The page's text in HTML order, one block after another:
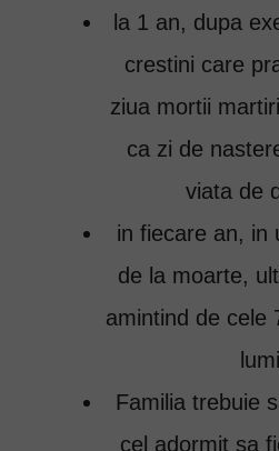
la 1 an, dupa
crestini care
ziua mortii
ca zi de
viata de
in fiecare an, in
de la moarte,
amintind de cele
Familia trebuie
cel adormit sa